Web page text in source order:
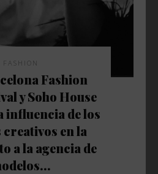
FASHION
Fashion
y Soho House
influencia de los
en la
a la agencia de